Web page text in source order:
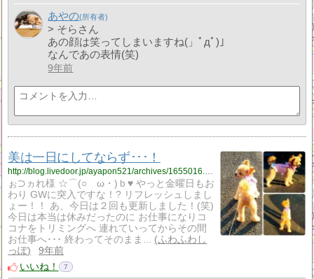
あやの
> そらさん
あの顔は笑ってしまいますね(」ﾟдﾟ)」‎
なんであの表情(笑)
9年前
美は一日にしてならず･･･！
ぉ⊃ヵれ様 ☆⌒(○ゝω・)ｂ♥ やっと金曜日もお
わり GWに突入ですな！? リフレッシュしまし
ょー！！ あ、今日は２回も更新しました！(笑)
今日は本当は休みだったのに お仕事になりコ
コナをトリミングへ 連れていってからその間
お仕事へ･･･ 終わってそのまま...
ふわふわし
っぽ
9年前
いいね！
7